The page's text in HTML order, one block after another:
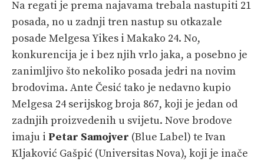
Na regati je prema najavama trebala nastupiti 21
posada, no u zadnji tren nastup su otkazale
posade Melgesa Yikes i Makako 24. No,
konkurencija je i bez njih vrlo jaka, a posebno je
zanimljivo što nekoliko posada jedri na novim
brodovima. Ante Česić tako je nedavno kupio
Melgesa 24 serijskog broja 867, koji je jedan od
zadnjih proizvedenih u svijetu. Nove brodove
imaju i Petar Samojver (Blue Label) te Ivan
Kljaković Gašpić (Universitas Nova), koji je inače